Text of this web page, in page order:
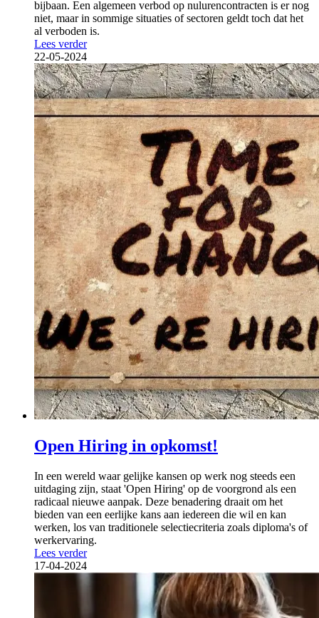
bijbaan. Een algemeen verbod op nulurencontracten is er nog
niet, maar in sommige situaties of sectoren geldt toch dat het
al verboden is.
Lees verder
22-05-2024
Open Hiring in opkomst!
In een wereld waar gelijke kansen op werk nog steeds een
uitdaging zijn, staat 'Open Hiring' op de voorgrond als een
radicaal nieuwe aanpak. Deze benadering draait om het
bieden van een eerlijke kans aan iedereen die wil en kan
werken, los van traditionele selectiecriteria zoals diploma's of
werkervaring.
Lees verder
17-04-2024